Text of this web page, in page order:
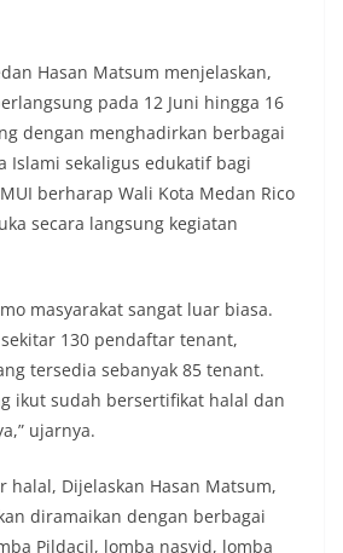
Hasan Matsum menjelaskan,
pada 12 Juni hingga 16
dengan menghadirkan berbagai
Islami sekaligus edukatif bagi
berharap Wali Kota Medan Rico
secara langsung kegiatan
masyarakat sangat luar biasa.
130 pendaftar tenant,
tersedia sebanyak 85 tenant.
ikut sudah bersertifikat halal dan
ujarnya.
halal, Dijelaskan Hasan Matsum,
diramaikan dengan berbagai
Pildacil, lomba nasyid, lomba